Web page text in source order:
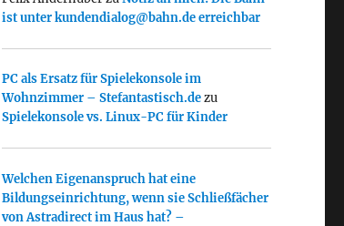
ist unter kundendialog@bahn.de erreichbar
PC als Ersatz für Spielekonsole im
Wohnzimmer – Stefantastisch.dezu
Spielekonsole vs. Linux-PC für Kinder
Welchen Eigenanspruch hat eine
Bildungseinrichtung, wenn sie Schließfächer
von Astradirect im Haus hat? –